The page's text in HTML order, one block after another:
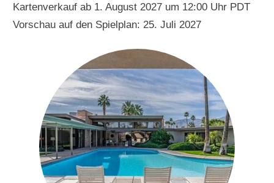
Kartenverkauf ab 1. August 2027 um 12:00 Uhr PDT
Vorschau auf den Spielplan: 25. Juli 2027